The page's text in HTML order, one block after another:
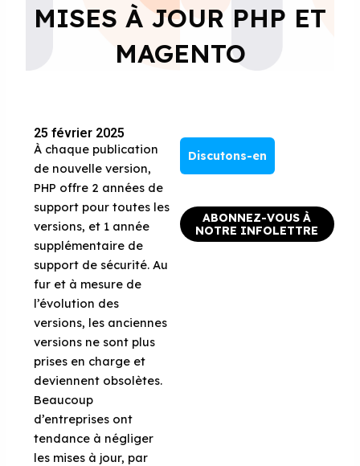
MISES À JOUR PHP ET
MAGENTO
25 février 2025
À chaque publication
de nouvelle version,
PHP offre 2 années de
support pour toutes les
versions, et 1 année
supplémentaire de
support de sécurité. Au
fur et à mesure de
l’évolution des
versions, les anciennes
versions ne sont plus
prises en charge et
deviennent obsolètes.
Beaucoup
d’entreprises ont
tendance à négliger
les mises à jour, par
Discutons-en
ABONNEZ-VOUS À
NOTRE INFOLETTRE